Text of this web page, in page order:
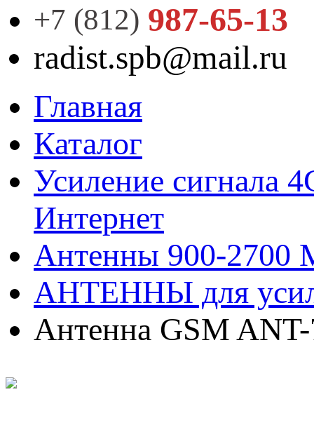
+7 (812) 987-65-13
radist.spb@mail.ru
Главная
Каталог
Усиление сигнала
Интернет
Антенны 900-2700
АНТЕННЫ для
Антенна GSM